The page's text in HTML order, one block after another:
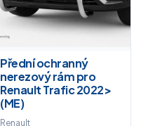
Přední ochranný
nerezový rám pro
Renault Trafic 2022>
(ME)
Renault